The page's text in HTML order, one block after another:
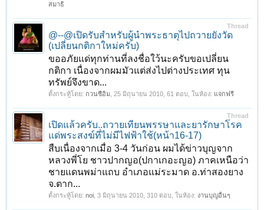
สมาธิ
Thread
@--@เปิดรับสำหรับผู้นำพระธาตุไปถวายยังวัด
(เปลี่ยนกติกาใหม่ครับ)
ขออภัยแด่ทุกท่านที่ลงชื่อใว้นะครับขอเปลี่ยน
กติกา เนื่องจากผมมัวแต่ส่งไปต่างประเทศ ทุน
ทรัพย์จึงขาด...
ตั้งกระทู้โดย: กวนซือิม 25 มิถุนายน 2010 , 61 ตอบ, ในห้อง: แจกฟรี
Thread
เปิดแล้วครับ..ถวายเทียนพรรษาและยารักษาโรค
แด่พระสงฆ์ที่ไม่มีไฟฟ้าใช้(หน้า16-17)
สืบเนื่องจากเมื่อ 3-4 วันก่อน ผมได้ข่าวบุญจาก
หลวงพี่โย ชาวปากญอ(ปกาเกอะญอ) ภาคเหนือว่า
ชายแดนพม่าแถบ อำเภอแม่ระมาด อ.ท่าสองยาง
จ.ตาก...
ตั้งกระทู้โดย: noi 3 มิถุนายน 2010 , 310 ตอบ, ในห้อง: งานบุญอื่นๆ
2 ถัดไป >